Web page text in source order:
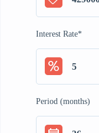
Interest Rate*
Period (months)